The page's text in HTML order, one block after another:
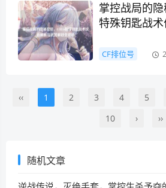
掌控战局的
特殊钥匙战
CF排位号
‹‹ 1 2 3 4 5
10
› ››
随机文章